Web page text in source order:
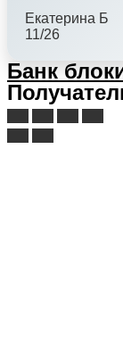
Екатерина Б
11/26
Банк